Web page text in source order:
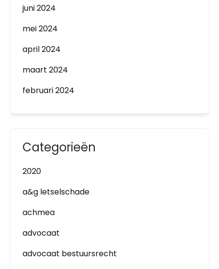
juni 2024
mei 2024
april 2024
maart 2024
februari 2024
Categorieën
2020
a&g letselschade
achmea
advocaat
advocaat bestuursrecht